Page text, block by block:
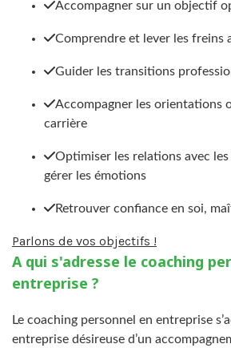
Accompagner sur un objectif
Comprendre et lever les freins
Guider les transitions
Accompagner les orientations
carrière
Optimiser les relations avec
gérer les émotions
Retrouver confiance en soi,
Parlons de vos objectifs !
A qui s'adresse le coaching
entreprise ?
Le coaching personnel en entreprise
entreprise désireuse d’un